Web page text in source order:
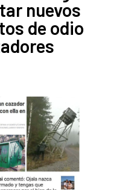
nuevos
de odio